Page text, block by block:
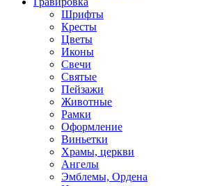
Шрифты
Кресты
Цветы
Иконы
Свечи
Святые
Пейзажи
Животные
Рамки
Оформление
Виньетки
Храмы, церкви
Ангелы
Эмблемы, Ордена